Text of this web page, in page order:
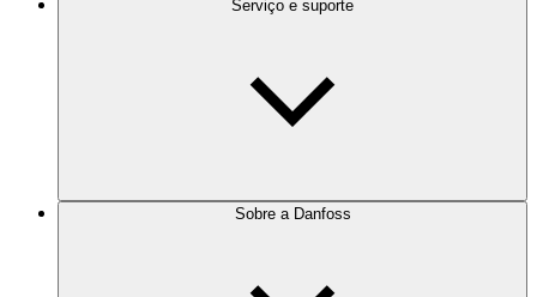
Serviço e suporte
Sobre a Danfoss